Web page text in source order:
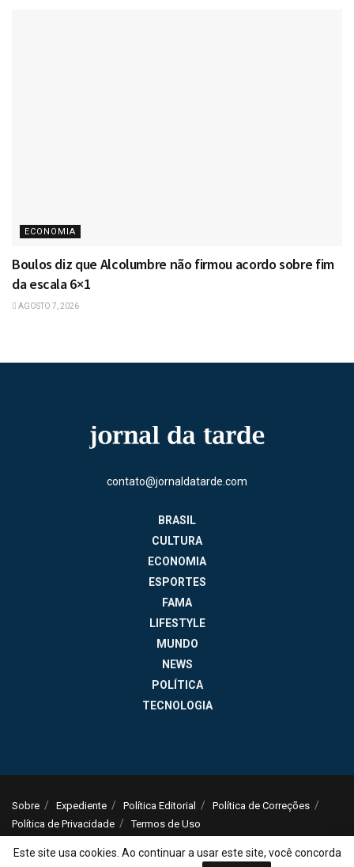
ECONOMIA
Boulos diz que Alcolumbre não firmou acordo sobre fim
da escala 6×1
AGOSTO 7, 2026
contato@jornaldatarde.com
BRASIL
CULTURA
ECONOMIA
ESPORTES
FAMA
LIFESTYLE
MUNDO
NEWS
POLÍTICA
TECNOLOGIA
Sobre Expediente Política Editorial
Política de Correções
Política de Privacidade
Termos de Uso
© 2025Jornal da Tarde
- Notícias do Brasil e do mundo - ISSN: 1516-294X -
Este site usa cookies. Ao continuar a usar este site, você concorda